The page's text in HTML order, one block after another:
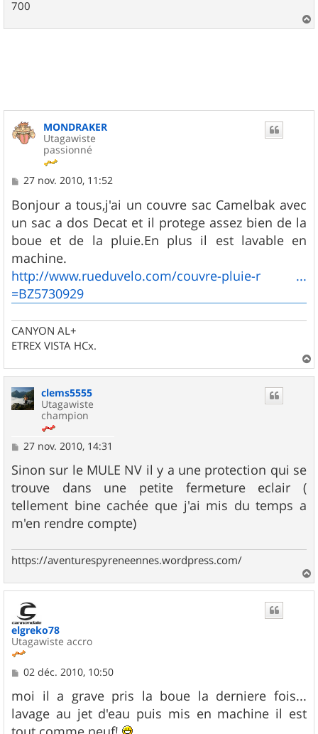
700
a
MONDRAKER
Utagawiste
passionné
M
s
s
a
g
e
27 nov. 2010, 11:52
Bonjour a tous,j'ai un couvre sac Camelbak avec
un sac a dos Decat et il protege assez bien de la
boue et de la pluie.En plus il est lavable en
machine.
http://www.rueduvelo.com/couvre-pluie-r ...
=BZ5730929
CANYON AL+
ETREX VISTA HCx.
a
clems5555
Utagawiste
champion
M
s
s
a
g
e
27 nov. 2010, 14:31
Sinon sur le MULE NV il y a une protection qui se
trouve dans une petite fermeture eclair (
tellement bine cachée que j'ai mis du temps a
m'en rendre compte)
https://aventurespyreneennes.wordpress.com/
a
u
elgreko78
Utagawiste accro
M
s
s
a
g
02 déc. 2010, 10:50
moi il a grave pris la boue la derniere fois...
lavage au jet d'eau puis mis en machine il est